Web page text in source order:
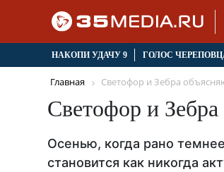
НАКОПИ УДАЧУ 9 ГОЛОС
Главная Светофор и Зебра
Светофор и
Осенью, когда рано
становится как никогда